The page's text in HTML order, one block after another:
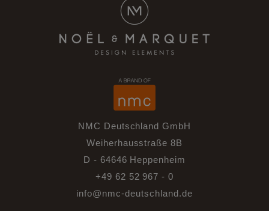
NMC Deutschland GmbH
Weiherhausstraße 8B
D - 64646 Heppenheim
+49 62 52 967 - 0
info@nmc-deutschland.de